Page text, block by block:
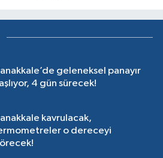
geleneksel panayır
4 gün sürecek!
kavrulacak,
o dereceyi